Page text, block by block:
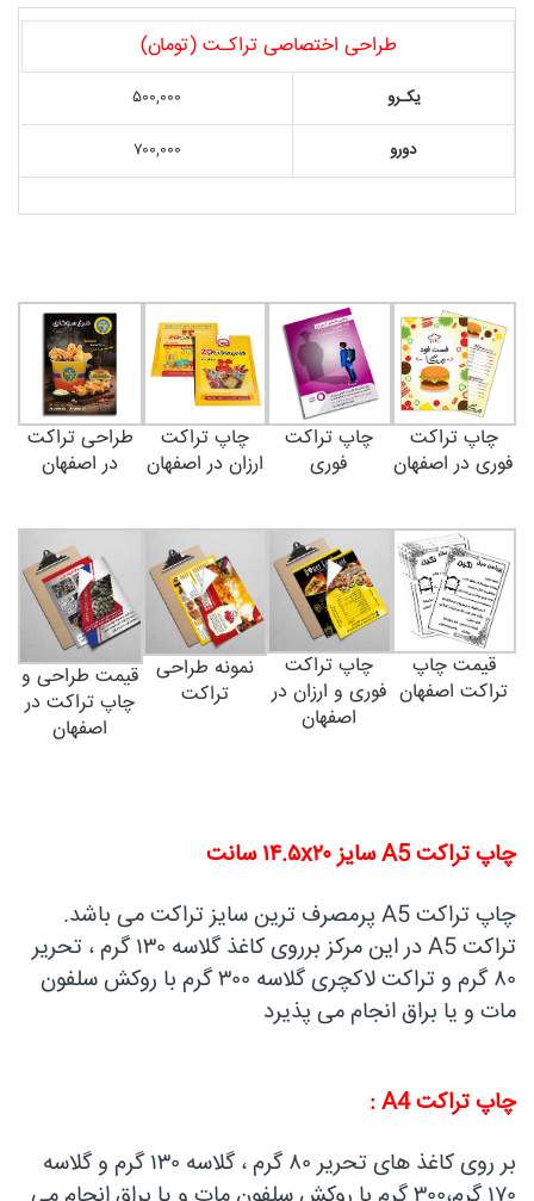
طراحی اختصاصی تراکـت (تومان)
یکـرو ۵۰۰,۰۰۰
دورو ۷۰۰,۰۰۰
چاپ تراکت
فوری در اصفهان
چاپ تراکت
فوری
چاپ تراکت
ارزان در اصفهان
طراحی تراکت
در اصفهان
قیمت چاپ
تراکت اصفهان
چاپ تراکت
فوری و ارزان در
اصفهان
نمونه طراحی
تراکت
قیمت طراحی و
چاپ تراکت در
اصفهان
چاپ تراکت A5 سایز ۱۴.۵x۲۰ سانت
چاپ تراکت A5 پرمصرف ترین سایز تراکت می باشد.
تراکت A5 در این مرکز برروی کاغذ گلاسه ۱۳۰ گرم ، تحریر
۸۰ گرم و تراکت لاکچری گلاسه ۳۰۰ گرم با روکش سلفون
مات و یا براق انجام می پذیرد
چاپ تراکت A4 :
بر روی کاغذ های تحریر ۸۰ گرم ، گلاسه ۱۳۰ گرم و گلاسه